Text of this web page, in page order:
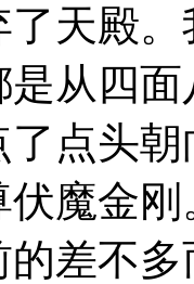
天殿
从四
点头
魔金
差不